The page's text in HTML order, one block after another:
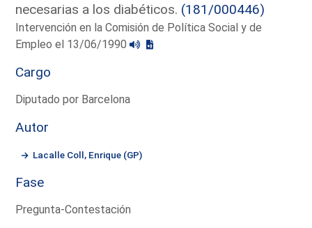
necesarias a los diabéticos. (181/000446)
Intervención en la Comisión de Política Social y de
Empleo el 13/06/1990
Cargo
Diputado por Barcelona
Autor
Lacalle Coll, Enrique (GP)
Fase
Pregunta-Contestación